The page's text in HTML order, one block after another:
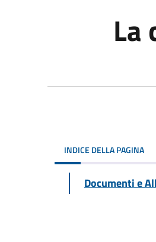
La
INDICE DELLA PAGINA
Documenti e